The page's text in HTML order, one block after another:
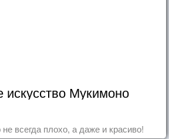
искусство Мукимоно
всегда плохо, а даже и красиво!